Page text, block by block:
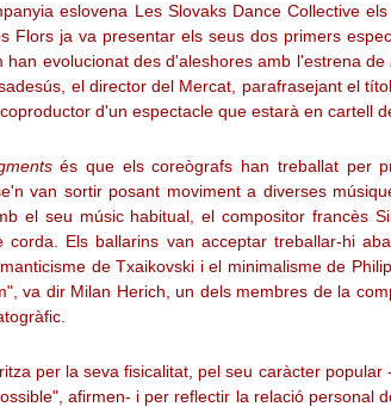
eslovena Les Slovaks Dance Collective
Flors ja va presentar els seus dos primers
han evolucionat des d'aleshores amb l'estrena de
el director del Mercat, parafrasejant el
d'un espectacle que estarà en cartell
és que els coreògrafs han treballat per
van sortir posant moviment a diverses
el seu músic habitual, el compositor francès
Els ballarins van acceptar treballar-hi
de Txaikovski i el minimalisme de
va dir Milan Herich, un dels membres de la
per la seva fisicalitat, pel seu caràcter popular
afirmen- i per reflectir la relació personal